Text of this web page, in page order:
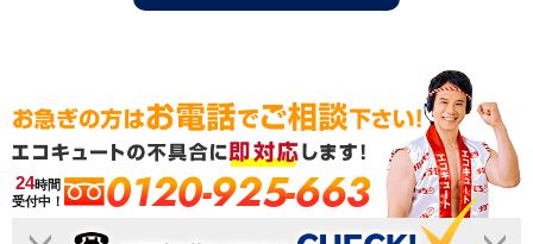
24時間
受付中！
0120-925-663